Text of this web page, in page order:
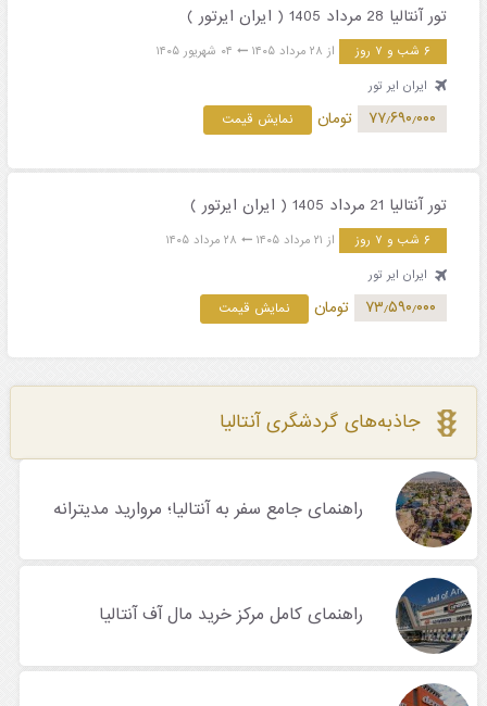
تور آنتالیا 28 مرداد 1405 ( ایران ایرتور )
۶ شب و ۷ روز از ۲۸ مرداد ۱۴۰۵
۰۴ شهریور ۱۴۰۵
ایران ایر تور
۷۷٫۶۹۰٫۰۰۰ تومان نمایش قیمت
تور آنتالیا 21 مرداد 1405 ( ایران ایرتور )
۶ شب و ۷ روز از ۲۱ مرداد ۱۴۰۵
۲۸ مرداد ۱۴۰۵
ایران ایر تور
۷۳٫۵۹۰٫۰۰۰ تومان نمایش قیمت
جاذبه‌های گردشگری آنتالیا
راهنمای جامع سفر به آنتالیا؛ مروارید مدیترانه
راهنمای کامل مرکز خرید مال آف آنتالیا